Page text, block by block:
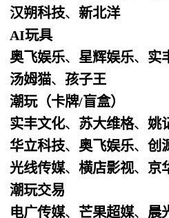
汉朔科技、新北洋
AI玩具
奥飞娱乐、 星辉娱乐、 实
汤姆猫、孩子王
潮玩（卡牌/盲盒）
实丰文化、 苏大维格、姚
华立科技、 奥飞娱乐、创
光线传媒、横店影视、 京
潮玩交易
电广传媒、 芒果超媒、 晨